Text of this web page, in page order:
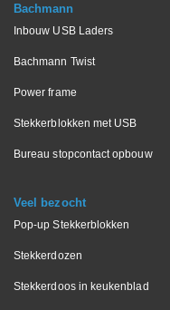
Bachmann
Inbouw USB Laders
Bachmann Twist
Power frame
Stekkerblokken met USB
Bureau stopcontact opbouw
Veel bezocht
Pop-up Stekkerblokken
Stekkerdozen
Stekkerdoos in keukenblad